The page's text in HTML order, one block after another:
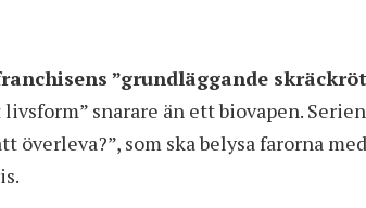
”grundläggande
snarare än ett biovapen.
överleva?”, som ska belysa farorna